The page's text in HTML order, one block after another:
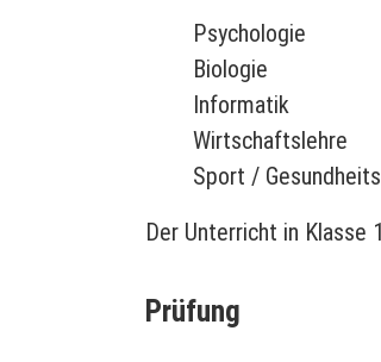
Psychologie
Biologie
Informatik
Wirtschaftslehre
Sport /
Der Unterricht in Klasse
Prüfung